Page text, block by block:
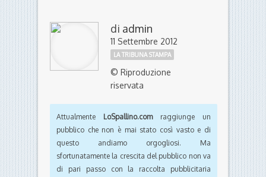
di admin
11 Settembre 2012
LA TRIBUNA STAMPA
© Riproduzione
riservata
Attualmente LoSpallino.comraggiunge un
pubblico che non è mai stato così vasto e di
questo andiamo orgogliosi. Ma
sfortunatamente la crescita del pubblico non va
di pari passo con la raccolta pubblicitaria